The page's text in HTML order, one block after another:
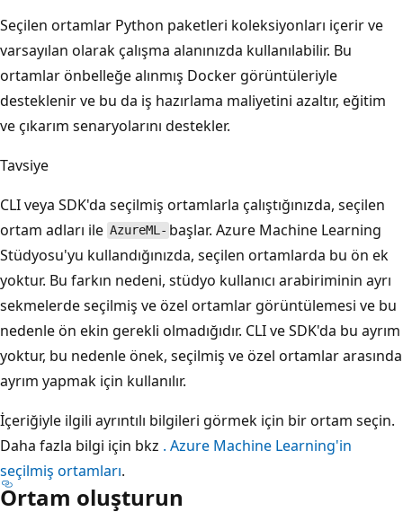
Seçilen ortamlar Python paketleri koleksiyonları içerir ve
varsayılan olarak çalışma alanınızda kullanılabilir. Bu
ortamlar önbelleğe alınmış Docker görüntüleriyle
desteklenir ve bu da iş hazırlama maliyetini azaltır, eğitim
ve çıkarım senaryolarını destekler.
Tavsiye
CLI veya SDK'da seçilmiş ortamlarla çalıştığınızda, seçilen
ortam adları ile AzureML- başlar. Azure Machine Learning
Stüdyosu'yu kullandığınızda, seçilen ortamlarda bu ön ek
yoktur. Bu farkın nedeni, stüdyo kullanıcı arabiriminin ayrı
sekmelerde seçilmiş ve özel ortamlar görüntülemesi ve bu
nedenle ön ekin gerekli olmadığıdır. CLI ve SDK'da bu ayrım
yoktur, bu nedenle önek, seçilmiş ve özel ortamlar arasında
ayrım yapmak için kullanılır.
İçeriğiyle ilgili ayrıntılı bilgileri görmek için bir ortam seçin.
Daha fazla bilgi için bkz . Azure Machine Learning'in
seçilmiş ortamları.
Ortam oluşturun